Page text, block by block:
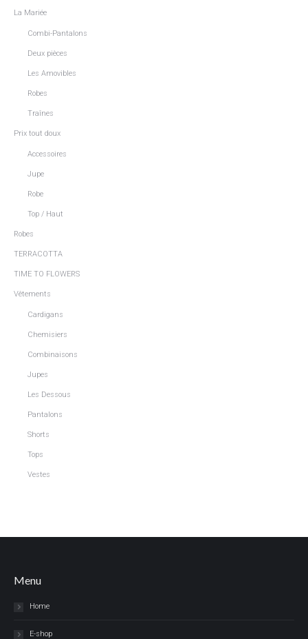
La Mariée
Combi-Pantalons
Deux pièces
Les Amovibles
Robes
Traînes
Prix tout doux
Accessoires
Jupe
Robe
Top / Haut
Robes
TERRACOTTA
TIME TO FLOWERS
Vêtements
Cardigans
Chemisiers
Combinaisons
Jupes
Les Dessous
Pantalons
Shorts
Tops
Vestes
Menu
Home
E-shop